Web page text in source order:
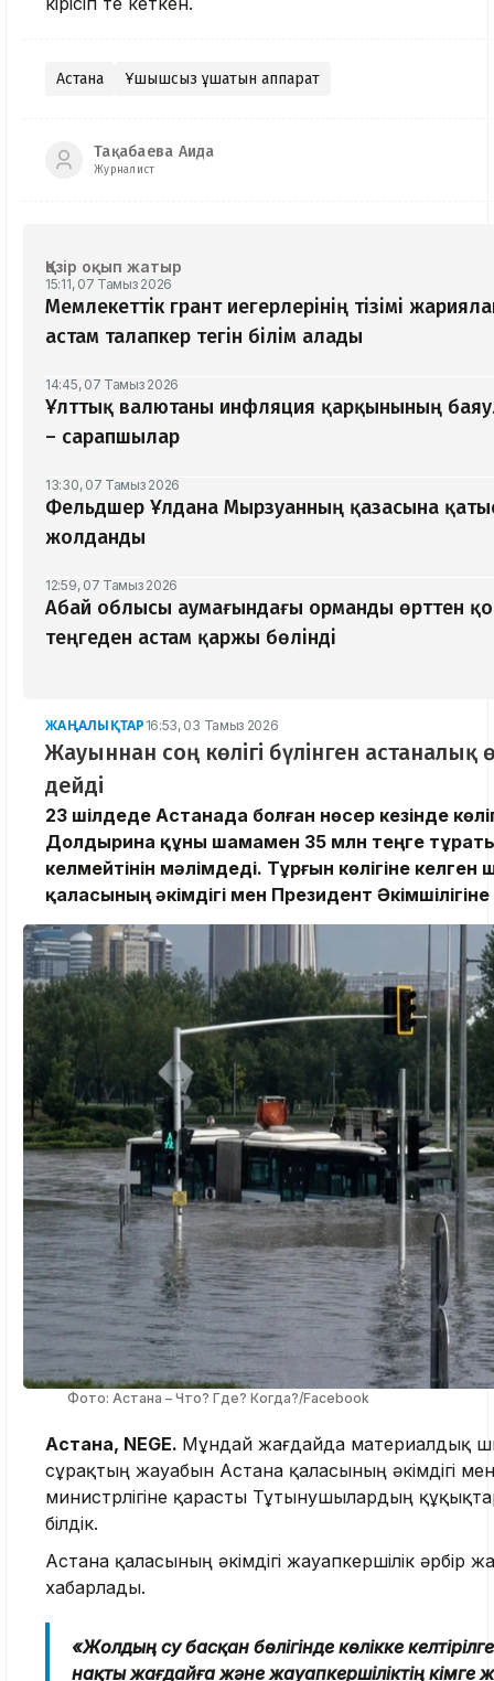
Астана Ұшқышсыз ұшатын аппарат
Тақабаева Аида
Журналист
Қазір оқып жатыр
15:11, 07 Тамыз 2026
Мемлекеттік грант иегерлерінің тізімі
астам талапкер тегін білім алады
14:45, 07 Тамыз 2026
Ұлттық валютаны инфляция қарқынының
– сарапшылар
13:30, 07 Тамыз 2026
Фельдшер Ұлдана Мырзуанның қазасына
жолданды
12:59, 07 Тамыз 2026
Абай облысы аумағындағы орманды өрттен
теңгеден астам қаржы бөлінді
ЖАҢАЛЫҚТАР 16:53, 03 Тамыз 2026
Жауыннан соң көлігі бүлінген астаналық
дейді
23 шілдеде Астанада болған нөсер кезінде
Долдырина құны шамамен 35 млн теңге
келмейтінін мәлімдеді. Тұрғын көлігіне
қаласының әкімдігі мен Президент Әкімшілігіне
Фото: Астана – Что? Где? Когда?/Facebook
Астана, NEGE. Мұндай жағдайда материалдық
сұрақтың жауабын Астана қаласының әкімдігі
министрлігіне қарасты Тұтынушылардың
білдік.
Астана қаласының әкімдігі жауапкершілік
хабарлады.
«Жолдың су басқан бөлігінде көлікке
нақты жағдайға және жауапкершіліктің кімге